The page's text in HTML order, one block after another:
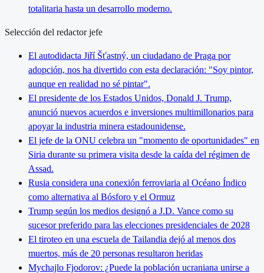
totalitaria hasta un desarrollo moderno.
Selección del redactor jefe
El autodidacta Jiří Šťastný, un ciudadano de Praga por
adopción, nos ha divertido con esta declaración: "Soy pintor,
aunque en realidad no sé pintar".
El presidente de los Estados Unidos, Donald J. Trump,
anunció nuevos acuerdos e inversiones multimillonarios para
apoyar la industria minera estadounidense.
El jefe de la ONU celebra un "momento de oportunidades" en
Siria durante su primera visita desde la caída del régimen de
Assad.
Rusia considera una conexión ferroviaria al Océano Índico
como alternativa al Bósforo y el Ormuz
Trump según los medios designó a J.D. Vance como su
sucesor preferido para las elecciones presidenciales de 2028
El tiroteo en una escuela de Tailandia dejó al menos dos
muertos, más de 20 personas resultaron heridas
Mychajlo Fjodorov: ¿Puede la población ucraniana unirse a